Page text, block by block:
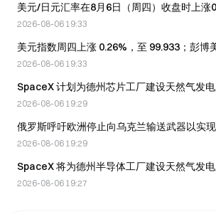
美元/日元汇率在8月6日（周四）收盘时上涨
2026-08-06 19:33
美元指数周四上涨 0.26%，至 99.933；彭博
2026-08-06 19:33
SpaceX 计划为德州芯片工厂建设天然气发
2026-08-06 19:29
俄罗斯呼吁欧洲停止向乌克兰输送武器以实
2026-08-06 19:29
SpaceX 将为德州半导体工厂建设天然气发
2026-08-06 19:27